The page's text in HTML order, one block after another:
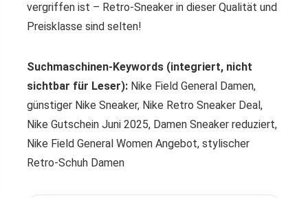
vergriffen ist – Retro-Sneaker in dieser Qualität und
Preisklasse sind selten!
Suchmaschinen-Keywords (integriert, nicht
sichtbar für Leser): Nike Field General Damen,
günstiger Nike Sneaker, Nike Retro Sneaker Deal,
Nike Gutschein Juni 2025, Damen Sneaker reduziert,
Nike Field General Women Angebot, stylischer
Retro-Schuh Damen